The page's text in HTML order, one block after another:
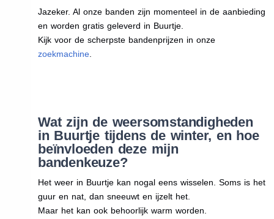
Jazeker. Al onze banden zijn momenteel in de aanbieding
en worden gratis geleverd in Buurtje.
Kijk voor de scherpste bandenprijzen in onze
zoekmachine.
Wat zijn de weersomstandigheden
in Buurtje tijdens de winter, en hoe
beïnvloeden deze mijn
bandenkeuze?
Het weer in Buurtje kan nogal eens wisselen. Soms is het
guur en nat, dan sneeuwt en ijzelt het.
Maar het kan ook behoorlijk warm worden.